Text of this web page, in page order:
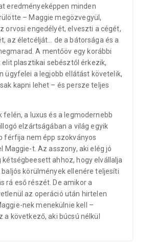
eredményeképpen minden
– Maggie megözvegyül,
orvosi engedélyét, elveszti a cégét,
az életcélját… de a bátorsága és a
A mentőöv egy korábbi
plasztikai sebésztől érkezik,
ügyfelei a legjobb ellátást követelik,
kapni lehet – és persze teljes
felén, a luxus és a legmodernebb
elzártságában a világ egyik
férfija nem épp szokványos
Maggie-t. Az asszony, aki elég jó
kétségbeesett ahhoz, hogy elvállalja
baljós körülmények ellenére teljesíti
rá eső részét. De amikor a
az operáció után hirtelen
nek menekülnie kell –
a következő, aki búcsú nélkül